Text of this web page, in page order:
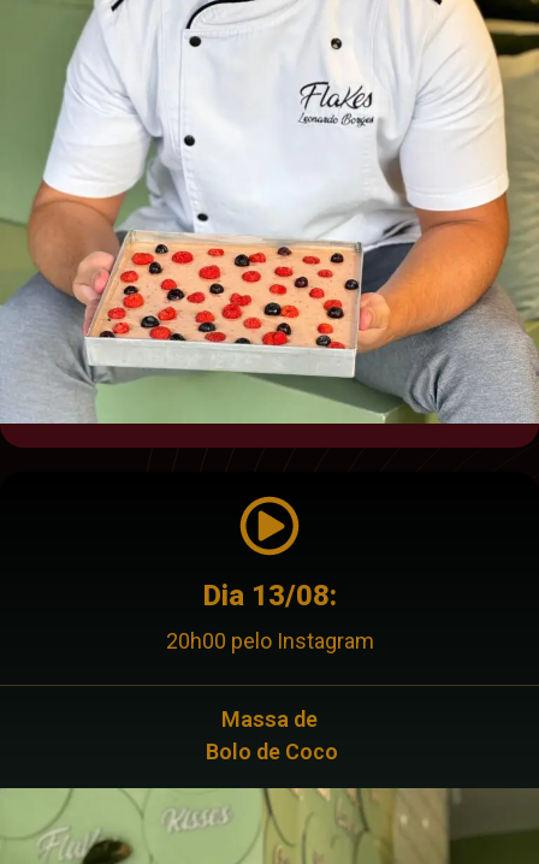
Dia 13/08:
20h00 pelo Instagram
Massa de
Bolo de Coco